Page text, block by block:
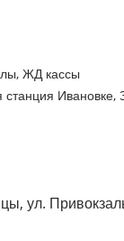
, ЖД кассы
Ивановке,
ул.